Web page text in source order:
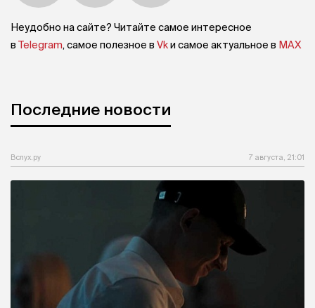
Неудобно на сайте? Читайте самое интересное
в Telegram, самое полезное в Vkи самое актуальное в MAX
Последние новости
Вслух.ру 7 августа, 21:01